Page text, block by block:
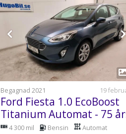
1
Begagnad 2021
19
Ford Fiesta 1.0 EcoBoost
Titanium Automat - 75
Jubileumsrabatt
4 300 mil Bensin Automat